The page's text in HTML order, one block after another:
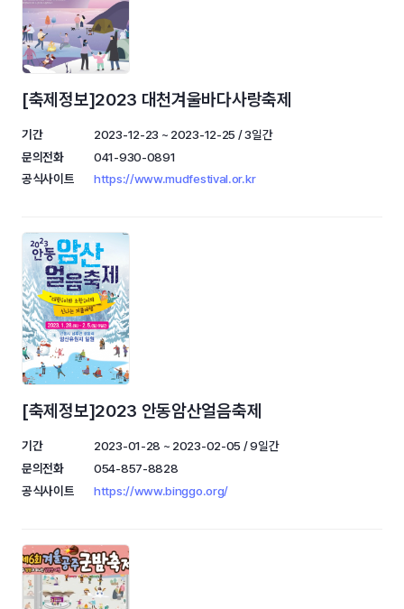
[축제정보]2023 대천겨울바다사랑축제
기간
2023-12-23 ~ 2023-12-25 / 3일간
문의전화
041-930-0891
공식사이트
https://www.mudfestival.or.kr
[축제정보]2023 안동암산얼음축제
기간
2023-01-28 ~ 2023-02-05 / 9일간
문의전화
054-857-8828
공식사이트
https://www.binggo.org/